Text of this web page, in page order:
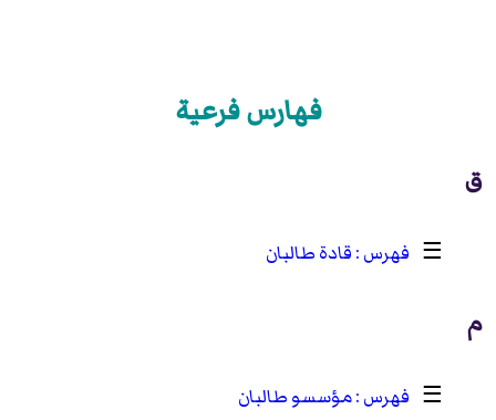
فهارس فرعية
ق
☰ قادة طالبان
م
☰ مؤسسو طالبان